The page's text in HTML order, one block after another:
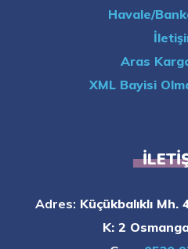
Havale/
Aras
XML Bayisi
Adres: Küçükbalıklı
K: 2